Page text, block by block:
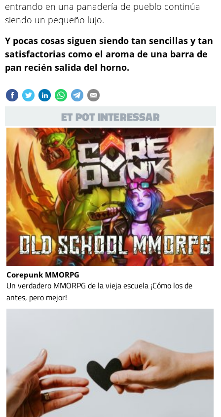
entrando en una panadería de pueblo continúa
siendo un pequeño lujo.
Y pocas cosas siguen siendo tan sencillas y tan
satisfactorias como el aroma de una barra de
pan recién salida del horno.
ET POT INTERESSAR
Corepunk MMORPG
Un verdadero MMORPG de la vieja escuela ¡Cómo los de
antes, pero mejor!